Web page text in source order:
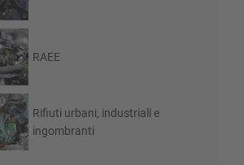
RAEE
Rifiuti urbani, industriali e
ingombranti